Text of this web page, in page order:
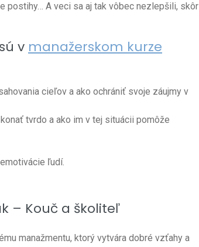
postihy… A veci sa aj tak vôbec nezlepšili, skôr
v manažerskom kurze
cieľov a ako ochrániť svoje záujmy v
tvrdo a ako im v tej situácii pomôže
ľudí.
– Kouč a školiteľ
manažmentu, ktorý vytvára dobré vzťahy a